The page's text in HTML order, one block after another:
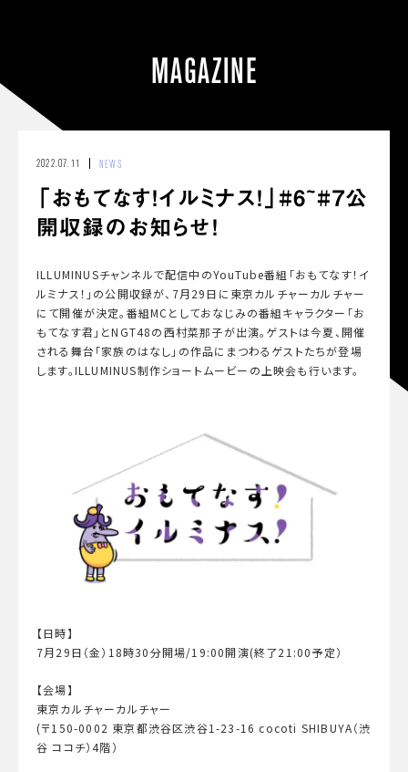
MAGAZINE
2022.07.11 NEWS
「おもてなす！イルミナス！」#6~#7公
開収録のお知らせ！
ILLUMINUSチャンネルで配信中のYouTube番組「おもてなす！イ
ルミナス！」の公開収録が、7月29日に東京カルチャーカルチャー
にて開催が決定。番組MCとしておなじみの番組キャラクター「お
もてなす君」とNGT48の西村菜那子が出演。ゲストは今夏、開催
される舞台「家族のはなし」の作品にまつわるゲストたちが登場
します。ILLUMINUS制作ショートムービーの上映会も行います。
【日時】
7月29日（金）18時30分開場/19:00開演(終了21:00予定）
【会場】
東京カルチャーカルチャー
(〒150-0002 東京都渋谷区渋谷1-23-16 cocoti SHIBUYA（渋
谷 ココチ）4階）